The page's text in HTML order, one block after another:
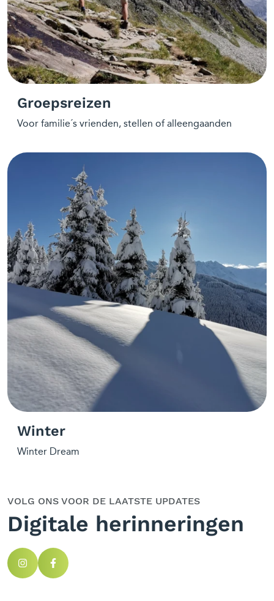
Groepsreizen
Voor familie´s vrienden, stellen of alleengaanden
Winter
Winter Dream
VOLG ONS VOOR DE LAATSTE UPDATES
Digitale herinneringen